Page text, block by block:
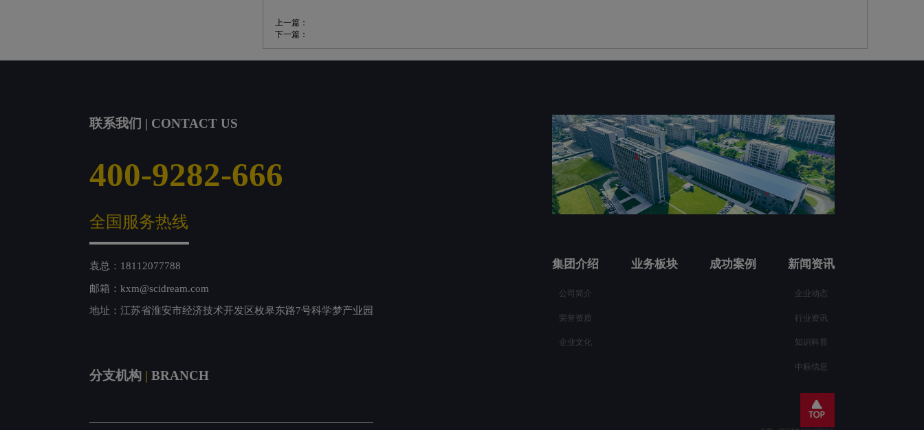
上一篇：
下一篇：
联系我们 | CONTACT US
400-9282-666
全国服务热线
袁总：18112077788
邮箱：kxm@scidream.com
地址：江苏省淮安市经济技术开发区枚皋东路7号科学梦产业园
分支机构 | BRANCH
集团介绍
公司简介
荣誉资质
企业文化
业务板块 成功案例 新闻资讯
企业动态
行业资讯
知识科普
中标信息